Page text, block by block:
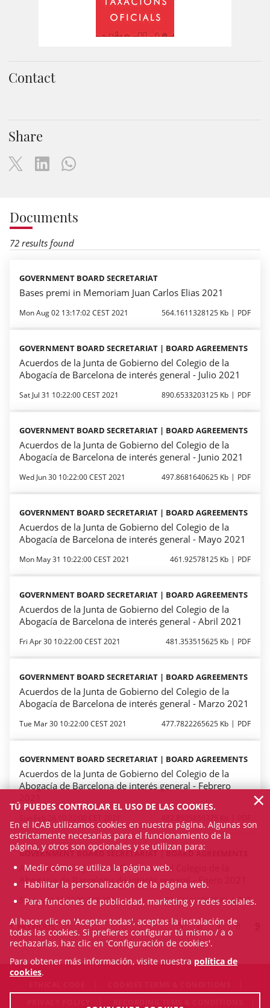
Contact
Share
Documents
72 results found
GOVERNMENT BOARD SECRETARIAT
Bases premi in Memoriam Juan Carlos Elias 2021
Mon Aug 02 13:17:02 CEST 2021 564.1611328125 Kb PDF
GOVERNMENT BOARD SECRETARIAT | BOARD AGREEMENTS
Acuerdos de la Junta de Gobierno del Colegio de la
Abogacía de Barcelona de interés general - Julio 2021
Sat Jul 31 10:22:00 CEST 2021 890.6533203125 Kb PDF
GOVERNMENT BOARD SECRETARIAT | BOARD AGREEMENTS
Acuerdos de la Junta de Gobierno del Colegio de la
Abogacía de Barcelona de interés general - Junio 2021
Wed Jun 30 10:22:00 CEST 2021 497.8681640625 Kb PDF
GOVERNMENT BOARD SECRETARIAT | BOARD AGREEMENTS
Acuerdos de la Junta de Gobierno del Colegio de la
Abogacía de Barcelona de interés general - Mayo 2021
Mon May 31 10:22:00 CEST 2021 461.92578125 Kb PDF
GOVERNMENT BOARD SECRETARIAT | BOARD AGREEMENTS
Acuerdos de la Junta de Gobierno del Colegio de la
Abogacía de Barcelona de interés general - Abril 2021
Fri Apr 30 10:22:00 CEST 2021 481.353515625 Kb PDF
GOVERNMENT BOARD SECRETARIAT | BOARD AGREEMENTS
Acuerdos de la Junta de Gobierno del Colegio de la
Abogacía de Barcelona de interés general - Marzo 2021
Tue Mar 30 10:22:00 CEST 2021 477.7822265625 Kb PDF
GOVERNMENT BOARD SECRETARIAT | BOARD AGREEMENTS
Acuerdos de la Junta de Gobierno del Colegio de la
Abogacía de Barcelona de interés general - Febrero
GOVERNMENT BOARD SECRETARIAT | BOARD AGREEMENTS
Acuerdos de la Junta de Gobierno del Colegio de la
Abogacía de Barcelona de interés general - Enero 2021
Sun Jan 31 10:22:00 CET 2021 483.5244140625 Kb PDF
PREVIOUS 5 6 7 8
TÚ PUEDES CONTROLAR EL USO DE LAS COOKIES.
En el ICAB utilizamos cookies en nuestra página. Algunas son
estrictamente necesarias para el funcionamiento de la
página, y otros son opcionales y se utilizan para:
Medir cómo se utiliza la página web.
Habilitar la personalización de la página web.
Para funciones de publicidad, marketing y redes sociales.
Al hacer clic en 'Aceptar todas', aceptas la instalación de
todas las cookies. Si prefieres configurar tú mismo / a o
rechazarlas, haz clic en 'Configuración de cookies'.
Para obtener más información, visite nuestra política de
cookies.
×